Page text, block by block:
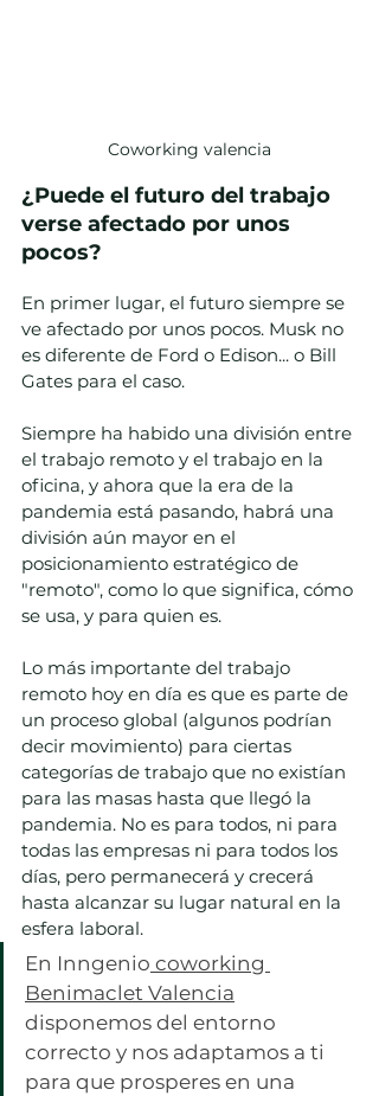
Coworking valencia
¿Puede el futuro del trabajo
verse afectado por unos
pocos?
En primer lugar, el futuro siempre se
ve afectado por unos pocos. Musk no
es diferente de Ford o Edison... o Bill
Gates para el caso.
Siempre ha habido una división entre
el trabajo remoto y el trabajo en la
oficina, y ahora que la era de la
pandemia está pasando, habrá una
división aún mayor en el
posicionamiento estratégico de
"remoto", como lo que significa, cómo
se usa, y para quien es.
Lo más importante del trabajo
remoto hoy en día es que es parte de
un proceso global (algunos podrían
decir movimiento) para ciertas
categorías de trabajo que no existían
para las masas hasta que llegó la
pandemia. No es para todos, ni para
todas las empresas ni para todos los
días, pero permanecerá y crecerá
hasta alcanzar su lugar natural en la
esfera laboral.
En Inngenio coworking
Benimaclet Valencia
disponemos del entorno
correcto y nos adaptamos a ti
para que prosperes en una